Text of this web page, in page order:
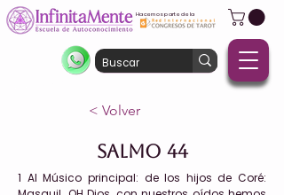
Hacemos parte de la
< Volver
Salmo 44
1 Al Músico principal: de los hijos de Coré: